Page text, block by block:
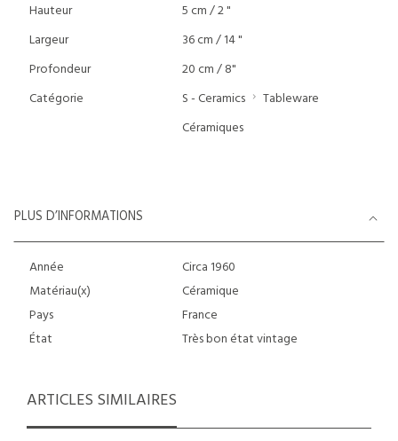
Hauteur
5 cm / 2 "
Largeur
36 cm / 14 "
Profondeur
20 cm / 8"
Catégorie
S - Ceramics
Tableware
Céramiques
PLUS D’INFORMATIONS
Année
Circa 1960
Matériau(x)
Céramique
Pays
France
État
Très bon état vintage
ARTICLES SIMILAIRES